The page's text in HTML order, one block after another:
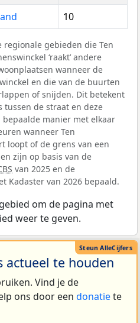
10
regionale gebieden die Ten
‘raakt’ andere
wanneer de
en die van de buurten
of snijden. Dit betekent
tussen de straat en deze
manier met elkaar
wanneer Ten
loopt of de grens van een
zijn op basis van de
van 2025 en de
Kadaster van 2026 bepaald.
om de pagina met
weer te geven.
actueel te houden
Vind je de
ons door een donatiete